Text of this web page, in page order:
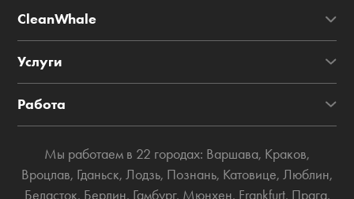
CleanWhale
Услуги
Работа
Мы работаем в 22 городах: Варшава, Краков,
Вроцлав, Гданьск, Лодзь, Познань, Катовице, Люблин,
Беласток, Берлин, Гамбург, Мюнхен, Frankfurt, Прага,